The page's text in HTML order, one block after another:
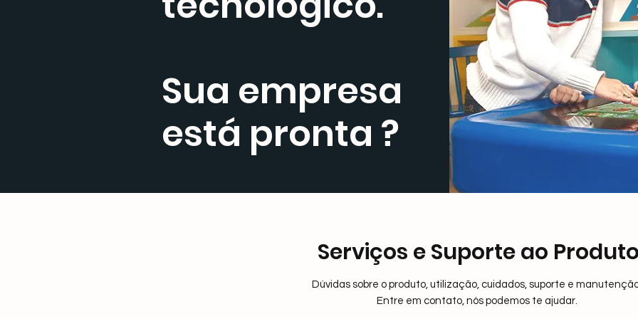
Sua empresa
está pronta ?
Serviços e Suporte ao
Dúvidas sobre o produto, utilização, cuidados, suporte e
Entre em contato, nós podemos te ajudar.